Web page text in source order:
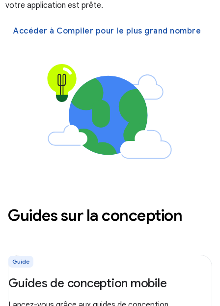
votre application est prête.
Accéder à Compiler pour le plus grand nombre
Guides sur la conception
Guide
Guides de conception mobile